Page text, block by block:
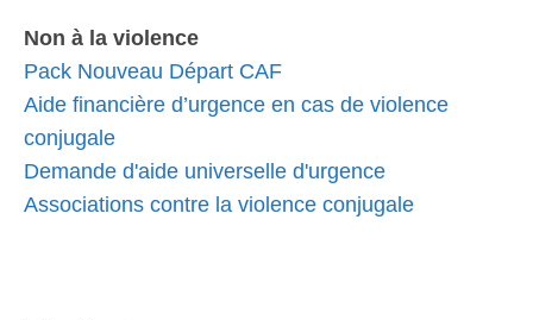
Non à la violence
Pack Nouveau Départ CAF
Aide financière d’urgence en cas de violence
conjugale
Demande d'aide universelle d'urgence
Associations contre la violence conjugale